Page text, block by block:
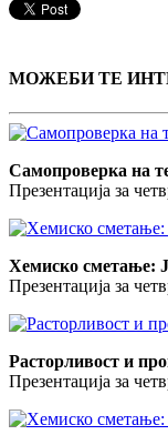
МОЖЕБИ ТЕ
Самопроверка на
Презентација за
Хемиско сметање:
Презентација за
Расторливост и
Презентација за